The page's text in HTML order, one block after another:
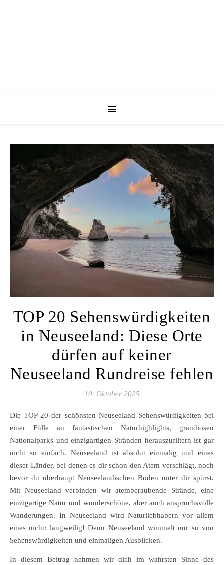
TOP 20 Sehenswürdigkeiten
in Neuseeland: Diese Orte
dürfen auf keiner
Neuseeland Rundreise fehlen
10. Oktober 2025
Die TOP 20 der schönsten Neuseeland Sehenswürdigkeiten bei
einer Fülle an fantastischen Naturhighlights, grandiosen
Nationalparks und einzigartigen Stränden herauszufiltern ist gar
nicht so einfach. Neuseeland ist absolut einmalig und eines
dieser Länder, bei denen es dir schon den Atem verschlägt, noch
bevor du überhaupt Neuseeländischen Boden unter dir spürst.
Mit Neuseeland verbinden wir atemberaubende Strände, eine
einzigartige Natur und wunderschöne, aber auch anspruchsvolle
Wanderungen. In Neuseeland wird Naturliebhabern vor allem
eines nicht: langweilig! Denn Neuseeland wimmelt nur so von
Sehenswürdigkeiten und einmaligen Ausblicken.
In diesem Beitrag nehmen wir dich im wahrsten Sinne des